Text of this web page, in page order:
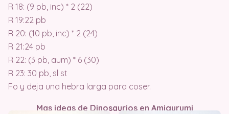
R 18: (9 pb, inc) * 2 (22)
R 19:22 pb
R 20: (10 pb, inc) * 2 (24)
R 21:24 pb
R 22: (3 pb, aum) * 6 (30)
R 23: 30 pb, sl st
Fo y deja una hebra larga para coser.
Mas ideas de Dinosaurios en Amigurumi